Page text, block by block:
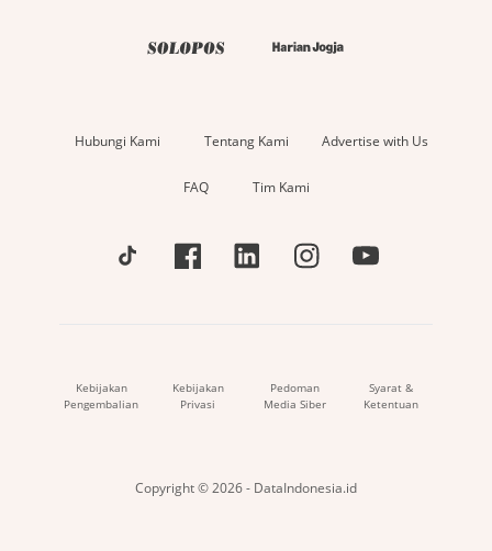
Hubungi Kami Tentang Kami Advertise with Us
FAQ Tim Kami
Kebijakan
Pengembalian
Kebijakan
Privasi
Pedoman
Media Siber
Syarat &
Ketentuan
Copyright © 2026 - DataIndonesia.id